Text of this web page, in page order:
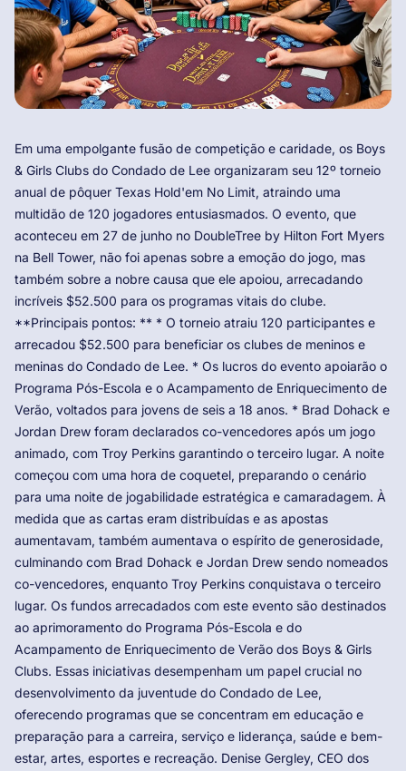
Em uma empolgante fusão de competição e caridade, os Boys
& Girls Clubs do Condado de Lee organizaram seu 12º torneio
anual de pôquer Texas Hold'em No Limit, atraindo uma
multidão de 120 jogadores entusiasmados. O evento, que
aconteceu em 27 de junho no DoubleTree by Hilton Fort Myers
na Bell Tower, não foi apenas sobre a emoção do jogo, mas
também sobre a nobre causa que ele apoiou, arrecadando
incríveis $52.500 para os programas vitais do clube.
**Principais pontos: ** * O torneio atraiu 120 participantes e
arrecadou $52.500 para beneficiar os clubes de meninos e
meninas do Condado de Lee. * Os lucros do evento apoiarão o
Programa Pós-Escola e o Acampamento de Enriquecimento de
Verão, voltados para jovens de seis a 18 anos. * Brad Dohack e
Jordan Drew foram declarados co-vencedores após um jogo
animado, com Troy Perkins garantindo o terceiro lugar. A noite
começou com uma hora de coquetel, preparando o cenário
para uma noite de jogabilidade estratégica e camaradagem. À
medida que as cartas eram distribuídas e as apostas
aumentavam, também aumentava o espírito de generosidade,
culminando com Brad Dohack e Jordan Drew sendo nomeados
co-vencedores, enquanto Troy Perkins conquistava o terceiro
lugar. Os fundos arrecadados com este evento são destinados
ao aprimoramento do Programa Pós-Escola e do
Acampamento de Enriquecimento de Verão dos Boys & Girls
Clubs. Essas iniciativas desempenham um papel crucial no
desenvolvimento da juventude do Condado de Lee,
oferecendo programas que se concentram em educação e
preparação para a carreira, serviço e liderança, saúde e bem-
estar, artes, esportes e recreação. Denise Gergley, CEO dos